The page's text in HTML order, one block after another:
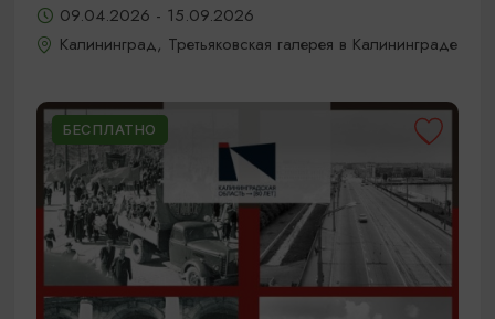
09.04.2026 - 15.09.2026
Калининград, Третьяковская галерея в Калининграде
БЕСПЛАТНО